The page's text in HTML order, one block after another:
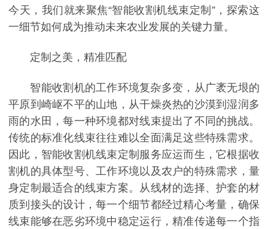
今天，我们就来聚焦“智能收割机线束定制”，探索这
一细节如何成为推动未来农业发展的关键力量。
定制之美，精准匹配
智能收割机的工作环境复杂多变，从广袤无垠的
平原到崎岖不平的山地，从干燥炎热的沙漠到湿润多
雨的水田，每一种环境都对线束提出了不同的挑战。
传统的标准化线束往往难以全面满足这些特殊需求。
因此，智能收割机线束定制服务应运而生，它根据收
割机的具体型号、工作环境以及农户的特殊需求，量
身定制最适合的线束方案。从线材的选择、护套的材
质到接头的设计，每一个细节都经过精心考量，确保
线束能够在恶劣环境中稳定运行，精准传递每一个指